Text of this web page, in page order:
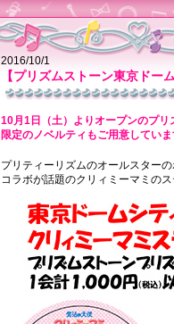
2016/10/1
【プリズムストーン東京ドー
10月1日（土）よりオープンのプリ
限定のノベルティもご用意していま
プリティーリズムのオールスター
コラボが話題のクリィミーマミの